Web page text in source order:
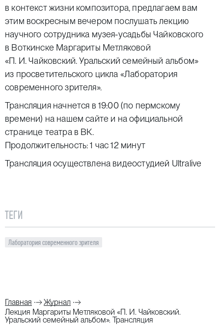
в контекст жизни композитора, предлагаем вам
этим воскресным вечером послушать лекцию
научного сотрудника музея-усадьбы Чайковского
в Воткинске Маргариты Метляковой
«П. И. Чайковский. Уральский семейный альбом»
из просветительского цикла «Лаборатория
современного зрителя».
Трансляция начнется в 19:00 (по пермскому
времени) на нашем сайте и на официальной
странице театра в ВК.
Продолжительность: 1 час 12 минут
Трансляция осуществлена видеостудией Ultralive
ТЕГИ
Лаборатория современного зрителя
Главная
Журнал
Лекция Маргариты Метляковой «П. И. Чайковский.
Уральский семейный альбом». Трансляция